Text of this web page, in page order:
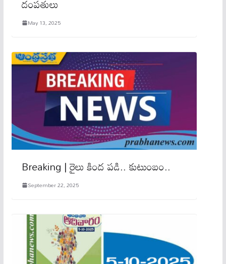
దంపతులు
May 13, 2025
Breaking | రైలు కింద ప‌డి.. కుటుంబం..
September 22, 2025